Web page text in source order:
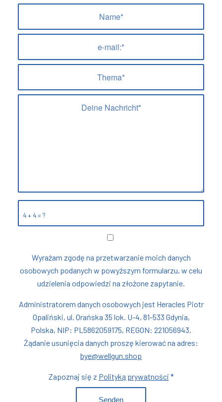
4 + 4 = ?
Wyrażam zgodę na przetwarzanie moich danych
osobowych podanych w powyższym formularzu, w celu
udzielenia odpowiedzi na złożone zapytanie.
Administratorem danych osobowych jest Heracles Piotr
Opaliński, ul. Orańska 35 lok. U-4, 81-533 Gdynia,
Polska, NIP: PL5862059175, REGON: 221056943.
Żądanie usunięcia danych proszę kierować na adres:
bye@wellgun.shop
Zapoznaj się z Polityką prywatności *